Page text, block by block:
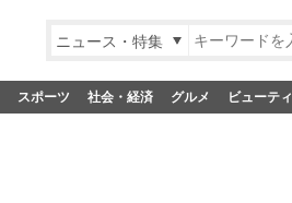
ニュース・特集
スポーツ 社会・経済 グルメ ビューティ